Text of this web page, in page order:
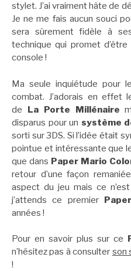
stylet. J’ai vraiment hâte de
Je ne me fais aucun souci
sera sûrement fidèle à
technique qui promet
console !
Ma seule inquiétude pour
combat. J’adorais en effet
de La Porte Millénaire
disparus pour un système
sorti sur 3DS. Si l’idée était
pointue et intéressante que
que dans Paper Mario
retour d’une façon
aspect du jeu mais ce
j’attends ce premier
années !
Pour en savoir plus sur ce
n’hésitez pas à consulter son
!